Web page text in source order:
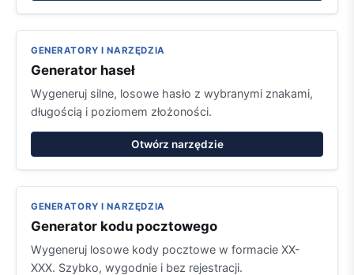
GENERATORY I NARZĘDZIA
Generator haseł
Wygeneruj silne, losowe hasło z wybranymi znakami,
długością i poziomem złożoności.
Otwórz narzędzie
GENERATORY I NARZĘDZIA
Generator kodu pocztowego
Wygeneruj losowe kody pocztowe w formacie XX-
XXX. Szybko, wygodnie i bez rejestracji.